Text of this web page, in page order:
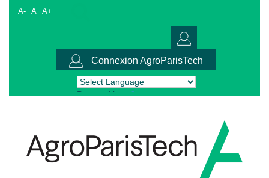
A- A A+
Connexion AgroParisTech
Powered by Translate